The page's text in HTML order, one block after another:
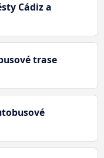
Cádiz a
trase